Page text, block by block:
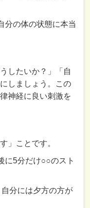
分の体の状態に本当
したいか？」「自
しましょう。この
神経に良い刺激を
」ことです。
に5分だけ○○のスト
分には夕方の方が